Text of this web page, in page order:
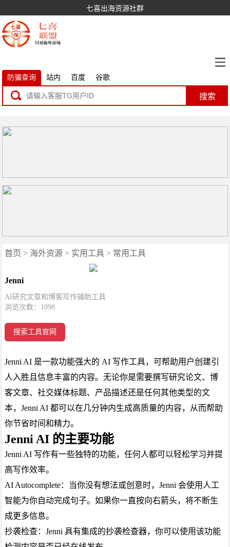
七喜出海资源社群
防骗查询 站内 百度 谷歌
搜索
首页 > 海外资源 > 实用工具 > 常用工具
Jenni
AI研究文章和博客写作辅助工具
浏览次数： 1098
搜索工具官网
Jenni AI 是一款功能强大的 AI 写作工具，可帮助用户创建引
人入胜且信息丰富的内容。无论你是需要撰写研究论文、博
客文章、社交媒体标题、产品描述还是任何其他类型的文
本，Jenni AI 都可以在几分钟内生成高质量的内容，从而帮助
你节省时间和精力。
Jenni AI 的主要功能
Jenni AI 写作有一些独特的功能，任何人都可以轻松学习并提
高写作效率。
AI Autocomplete：当你没有想法或创意时，Jenni 会使用人工
智能为你自动完成句子。如果你一直按向右箭头，将不断生
成更多信息。
抄袭检查：Jenni 具有集成的抄袭检查器，你可以使用该功能